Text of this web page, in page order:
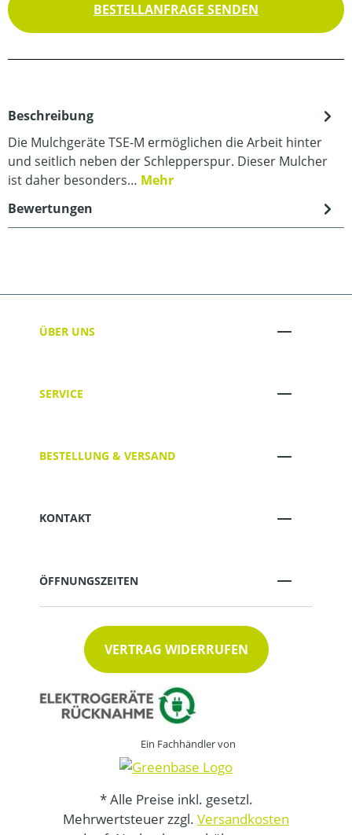
BESTELLANFRAGE SENDEN
Beschreibung
Die Mulchgeräte TSE-M ermöglichen die Arbeit hinter
und seitlich neben der Schlepperspur. Dieser Mulcher
ist daher besonders… Mehr
Bewertungen
ÜBER UNS
SERVICE
BESTELLUNG & VERSAND
KONTAKT
ÖFFNUNGSZEITEN
VERTRAG WIDERRUFEN
Ein Fachhändler von
* Alle Preise inkl. gesetzl.
Mehrwertsteuer zzgl. Versandkosten